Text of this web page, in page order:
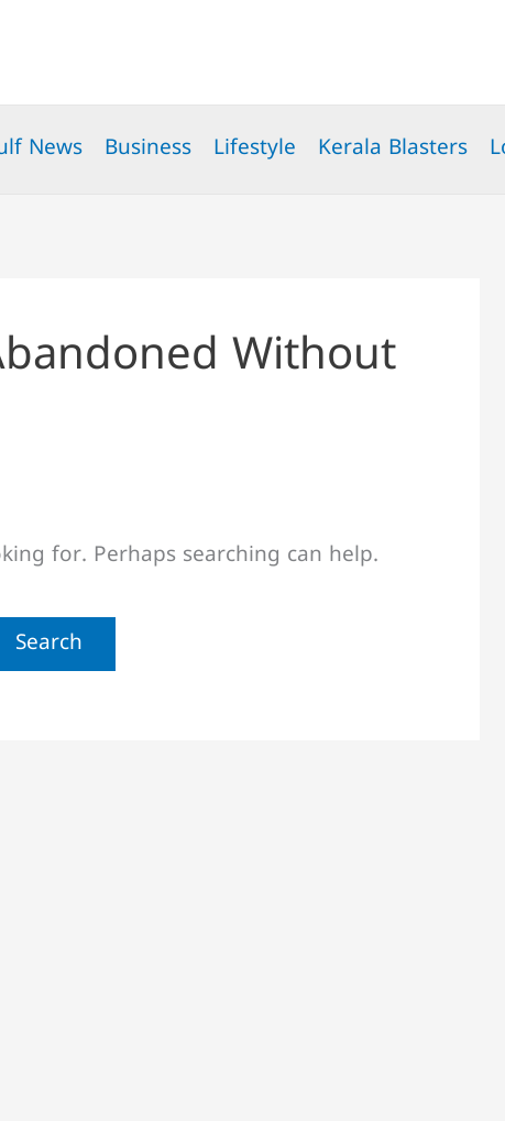
News Business Lifestyle Kerala Blasters
Without
for. Perhaps searching can help.